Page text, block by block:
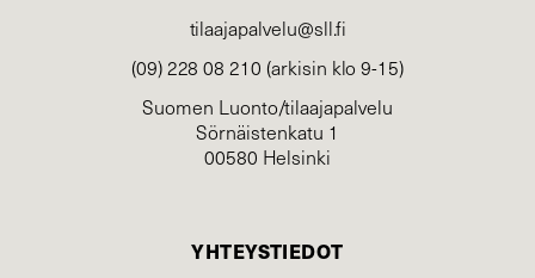
tilaajapalvelu@sll.fi
(09) 228 08 210 (arkisin klo 9-15)
Suomen Luonto/tilaajapalvelu
Sörnäistenkatu 1
00580 Helsinki
YHTEYSTIEDOT